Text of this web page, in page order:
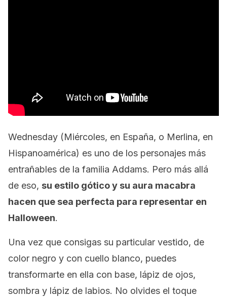
Wednesday (Miércoles, en España, o Merlina, en
Hispanoamérica) es uno de los personajes más
entrañables de la familia Addams. Pero más allá
de eso, su estilo gótico y su aura macabra
hacen que sea perfecta para representar en
Halloween.
Una vez que consigas su particular vestido, de
color negro y con cuello blanco, puedes
transformarte en ella con base, lápiz de ojos,
sombra y lápiz de labios. No olvides el toque